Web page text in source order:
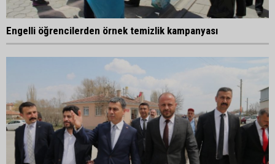
Engelli öğrencilerden örnek temizlik kampanyası